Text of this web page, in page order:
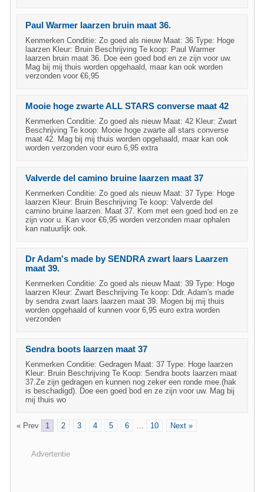
Paul Warmer laarzen bruin maat 36.
Kenmerken Conditie: Zo goed als nieuw Maat: 36 Type: Hoge
laarzen Kleur: Bruin Beschrijving Te koop: Paul Warmer
laarzen bruin maat 36. Doe een goed bod en ze zijn voor uw.
Mag bij mij thuis worden opgehaald, maar kan ook worden
verzonden voor €6,95
Mooie hoge zwarte ALL STARS converse maat 42
Kenmerken Conditie: Zo goed als nieuw Maat: 42 Kleur: Zwart
Beschrijving Te koop: Mooie hoge zwarte all stars converse
maat 42. Mag bij mij thuis worden opgehaald, maar kan ook
worden verzonden voor euro 6,95 extra
Valverde del camino bruine laarzen maat 37
Kenmerken Conditie: Zo goed als nieuw Maat: 37 Type: Hoge
laarzen Kleur: Bruin Beschrijving Te koop: Valverde del
camino bruine laarzen. Maat 37. Kom met een goed bod en ze
zijn voor u. Kan voor €6,95 worden verzonden maar ophalen
kan natuurlijk ook.
Dr Adam's made by SENDRA zwart laars Laarzen
maat 39.
Kenmerken Conditie: Zo goed als nieuw Maat: 39 Type: Hoge
laarzen Kleur: Zwart Beschrijving Te koop: Ddr. Adam's made
by sendra zwart laars laarzen maat 39. Mogen bij mij thuis
worden opgehaald of kunnen voor 6,95 euro extra worden
verzonden
Sendra boots laarzen maat 37
Kenmerken Conditie: Gedragen Maat: 37 Type: Hoge laarzen
Kleur: Bruin Beschrijving Te Koop: Sendra boots laarzen maat
37.Ze zijn gedragen en kunnen nog zeker een ronde mee.(hak
is beschadigd). Doe een goed bod en ze zijn voor uw. Mag bij
mij thuis wo
« Prev 1 2 3 4 5 6 ... 10 Next »
Advertentie